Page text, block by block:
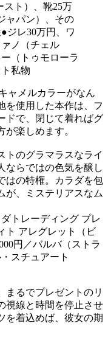
スト）、靴25万
ャパン）、その
ジレ30万円、ワ
ノ（チェル
（トゥモローラ
私物
ャメルカラーがなん
を使用した本作は、フ
ドで、閉じて着ればグ
楽しめます。
トのグラマラスなライ
ならではの色気を醸し
はの特権。カラダを包
が、ミステリアスなム
まるでプレゼントのリ
視線と時間を停止させ
を着込めば、彼女の期